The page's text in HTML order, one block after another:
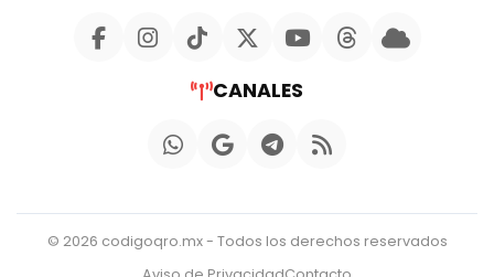
CANALES
© 2026 codigoqro.mx - Todos los derechos reservados